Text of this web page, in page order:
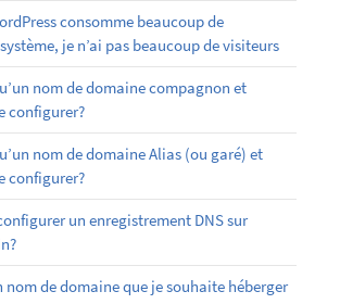
consomme beaucoup de
je n’ai pas beaucoup de visiteurs
nom de domaine compagnon et
configurer?
nom de domaine Alias (ou garé) et
configurer?
un enregistrement DNS sur
nom de domaine que je souhaite héberger